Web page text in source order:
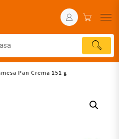
Pan Crema 151 g